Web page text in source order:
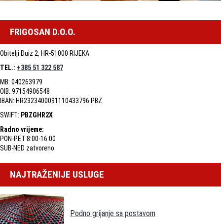
FRIGOSAN D.O.O.
Obitelji Duiz 2, HR-51000 RIJEKA
TEL.: +385 51 322 587
MB: 040263979
OIB: 97154906548
IBAN: HR2323400091110433796 PBZ
SWIFT: PBZGHR2X
Radno vrijeme:
PON-PET 8:00-16:00
SUB-NED zatvoreno
NAJTRAŽENIJE USLUGE
Podno grijanje sa postavom